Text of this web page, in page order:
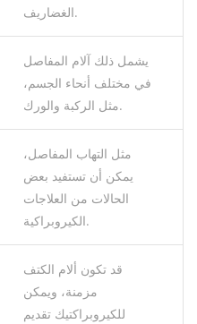
الغضاريف.
يشمل ذلك آلام المفاصل
في مختلف أنحاء الجسم،
مثل الركبة والورك.
مثل التهاب المفاصل،
يمكن أن تستفيد بعض
الحالات من العلاجات
الكيروبراكية.
قد تكون ألام الكتف
مزمنة، ويمكن
للكيروبراكتيك تقديم